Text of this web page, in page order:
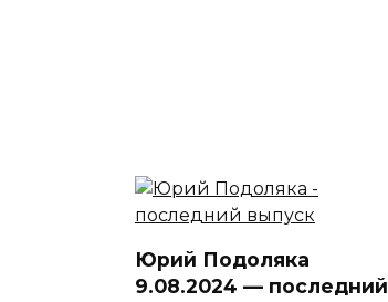
Юрий Подоляка
9.08.2024 — последний